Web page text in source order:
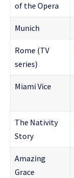
of the Opera
Munich
Rome (TV
series)
Miami Vice
The Nativity
Story
Amazing
Grace